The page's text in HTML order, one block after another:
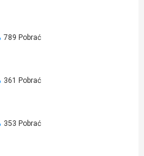
789 Pobrać
361 Pobrać
353 Pobrać